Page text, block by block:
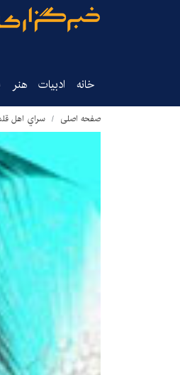
خانه ادبیات هنر
صفحه اصلی سراي اهل